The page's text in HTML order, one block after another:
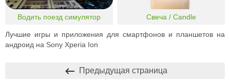
Водить поезд симулятор Свеча / Candle
Лучшие игры и приложения для смартфонов и планшетов на
андроид на Sony Xperia Ion
Предыдущая страница